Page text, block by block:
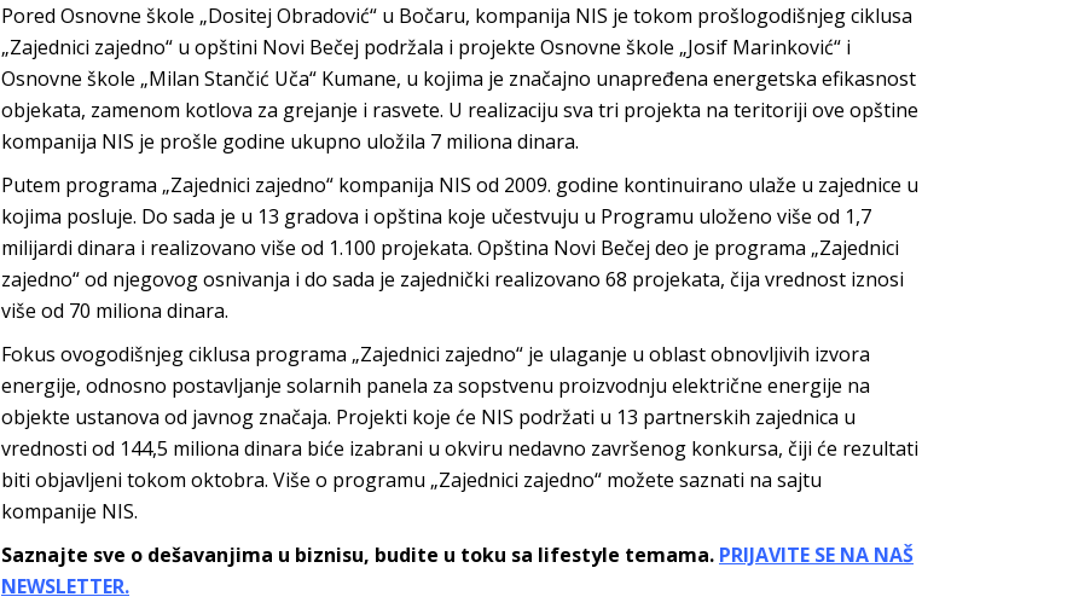
Pored Osnovne škole „Dositej Obradović“ u Bočaru, kompanija NIS je tokom prošlogodišnjeg ciklusa
„Zajednici zajedno“ u opštini Novi Bečej podržala i projekte Osnovne škole „Josif Marinković“ i
Osnovne škole „Milan Stančić Uča“ Kumane, u kojima je značajno unapređena energetska efikasnost
objekata, zamenom kotlova za grejanje i rasvete. U realizaciju sva tri projekta na teritoriji ove opštine
kompanija NIS je prošle godine ukupno uložila 7 miliona dinara.
Putem programa „Zajednici zajedno“ kompanija NIS od 2009. godine kontinuirano ulaže u zajednice u
kojima posluje. Do sada je u 13 gradova i opština koje učestvuju u Programu uloženo više od 1,7
milijardi dinara i realizovano više od 1.100 projekata. Opština Novi Bečej deo je programa „Zajednici
zajedno“ od njegovog osnivanja i do sada je zajednički realizovano 68 projekata, čija vrednost iznosi
više od 70 miliona dinara.
Fokus ovogodišnjeg ciklusa programa „Zajednici zajedno“ je ulaganje u oblast obnovljivih izvora
energije, odnosno postavljanje solarnih panela za sopstvenu proizvodnju električne energije na
objekte ustanova od javnog značaja. Projekti koje će NIS podržati u 13 partnerskih zajednica u
vrednosti od 144,5 miliona dinara biće izabrani u okviru nedavno završenog konkursa, čiji će rezultati
biti objavljeni tokom oktobra. Više o programu „Zajednici zajedno“ možete saznati na sajtu
kompanije NIS.
Saznajte sve o dešavanjima u biznisu, budite u toku sa lifestyle temama. PRIJAVITE SE NA NAŠ
NEWSLETTER.